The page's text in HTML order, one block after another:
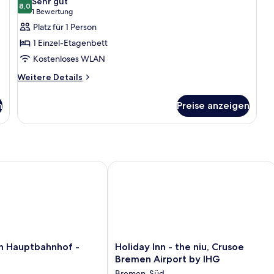
für
Gemeinsamer
Schlafsaal
(Backpacker
Room)
anzeigen
8,08,0 von 10
1 Bewertung
(1
Bewertung)
Platz für 1 Person
1 Einzel-Etagenbett
Kostenloses WLAN
Weitere Details
Weitere
Schlafsaal
Preise anzeigen
Hauptbahnhof -
- Hostel
Holiday
Inn
Holiday Inn - the niu, Crusoe
Bremen Airport by IHG
Holiday Inn - the niu, Crusoe Bremen